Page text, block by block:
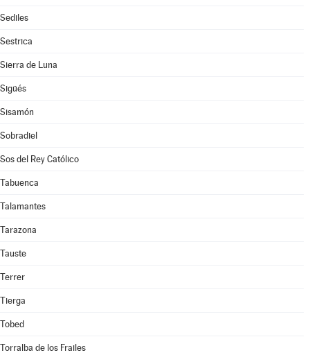
Sediles
Sestrica
Sierra de Luna
Sigüés
Sisamón
Sobradiel
Sos del Rey Católico
Tabuenca
Talamantes
Tarazona
Tauste
Terrer
Tierga
Tobed
Torralba de los Frailes